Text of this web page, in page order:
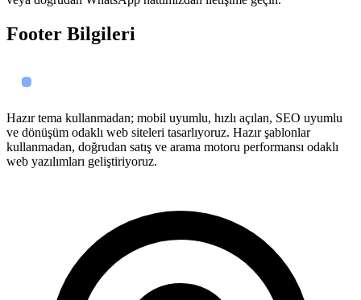
Footer Bilgileri
Hazır tema kullanmadan; mobil uyumlu, hızlı açılan, SEO uyumlu
ve dönüşüm odaklı web siteleri tasarlıyoruz. Hazır şablonlar
kullanmadan, doğrudan satış ve arama motoru performansı odaklı
web yazılımları geliştiriyoruz.